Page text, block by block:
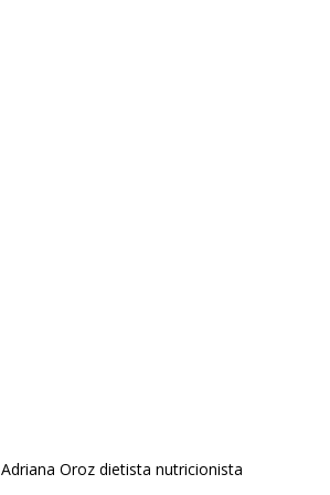
Adriana Oroz dietista nutricionista